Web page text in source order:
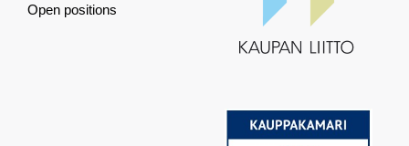
Open positions